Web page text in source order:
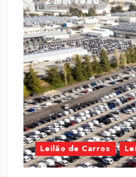
Leilão de Carros